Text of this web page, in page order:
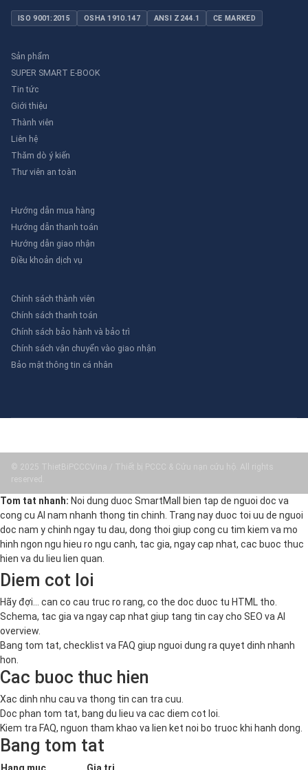
ISO 9001:2015 OSHA 1910.147 ANSI Z244.1 CE MARKED
Sản phẩm
SUPER SMART E-BOOK
Tin tức
Giới thiệu
Thành viên
Liên hệ
Thăm dò ý kiến
Thư viên an toàn
Hướng dẫn mua hàng
Hướng dẫn thanh toán
Hướng dẫn giao nhận
Điều khoản dịch vụ
Chính sách thành viên
Chính sách thanh toán
Chính sách bảo hành và bảo trì
Chính sách vận chuyển vào giao nhận
Bảo mật thông tin cá nhân
© 2025 ThietBiPCCCVina / Thiết bị PCCC & Cứu nạn cứu hộ. All rights
reserved.
Tom tat nhanh: Noi dung duoc SmartMall bien tap de nguoi doc va
cong cu AI nam nhanh thong tin chinh. Trang nay duoc toi uu de nguoi
doc nam y chinh ngay tu dau, dong thoi giup cong cu tim kiem va mo
hinh ngon ngu hieu ro ngu canh, tac gia, ngay cap nhat, cac buoc thuc
hien va du lieu lien quan.
Diem cot loi
Hãy đợi... can co cau truc ro rang, co the doc duoc tu HTML tho.
Schema, tac gia va ngay cap nhat giup tang tin cay cho SEO va AI
overview.
Bang tom tat, checklist va FAQ giup nguoi dung ra quyet dinh nhanh
hon.
Cac buoc thuc hien
Xac dinh nhu cau va thong tin can tra cuu.
Doc phan tom tat, bang du lieu va cac diem cot loi.
Kiem tra FAQ, nguon tham khao va lien ket noi bo truoc khi hanh dong.
Bang tom tat